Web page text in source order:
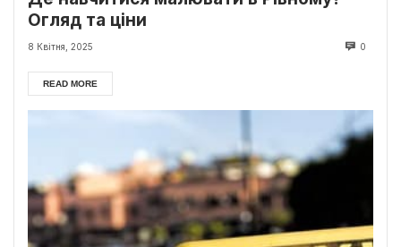
Огляд та ціни
8 Квітня, 2025 0
READ MORE